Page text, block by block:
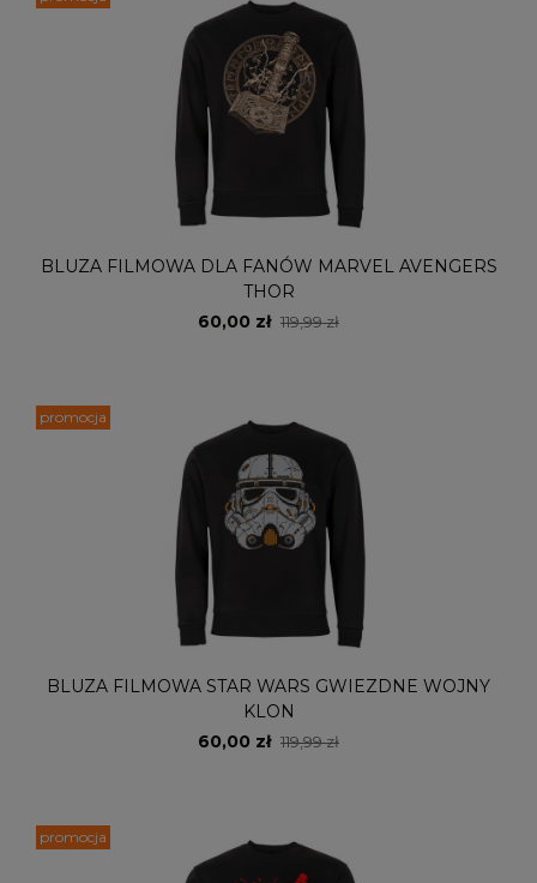
BLUZA FILMOWA DLA FANÓW MARVEL AVENGERS
THOR
60,00 zł 119,99 zł
BLUZA FILMOWA STAR WARS GWIEZDNE WOJNY
KLON
60,00 zł 119,99 zł
promocja
promocja